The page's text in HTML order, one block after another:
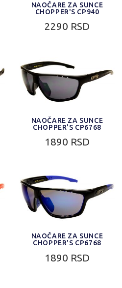
NAOČARE ZA SUNCE
CHOPPER'S CP940
2290 RSD
NAOČARE ZA SUNCE
CHOPPER'S CP6768
1890 RSD
NAOČARE ZA SUNCE
CHOPPER'S CP6768
1890 RSD